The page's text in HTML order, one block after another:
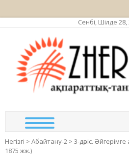
Сенбі, Шілде 28,
Негізгі > Абайтану-2 > 3-дәріс.
1875 жж.)